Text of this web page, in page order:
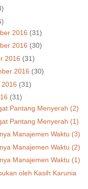
2016 (31)
2016 (30)
2016 (31)
2016 (30)
(31)
(31)
Pantang Menyerah (2)
Pantang Menyerah (1)
Manajemen Waktu (3)
Manajemen Waktu (2)
Manajemen Waktu (1)
oleh Kasih Karunia